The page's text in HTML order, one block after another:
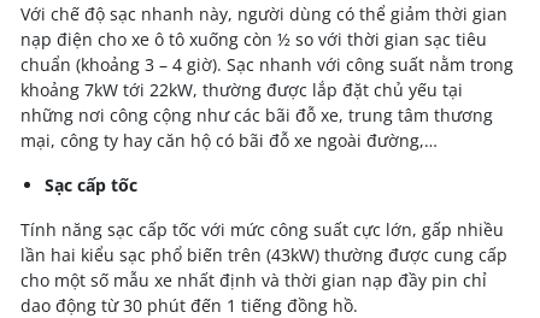
Với chế độ sạc nhanh này, người dùng có thể giảm thời gian
nạp điện cho xe ô tô xuống còn ½ so với thời gian sạc tiêu
chuẩn (khoảng 3 – 4 giờ). Sạc nhanh với công suất nằm trong
khoảng 7kW tới 22kW, thường được lắp đặt chủ yếu tại
những nơi công cộng như các bãi đỗ xe, trung tâm thương
mại, công ty hay căn hộ có bãi đỗ xe ngoài đường,…
Sạc cấp tốc
Tính năng sạc cấp tốc với mức công suất cực lớn, gấp nhiều
lần hai kiểu sạc phổ biến trên (43kW) thường được cung cấp
cho một số mẫu xe nhất định và thời gian nạp đầy pin chỉ
dao động từ 30 phút đến 1 tiếng đồng hồ.